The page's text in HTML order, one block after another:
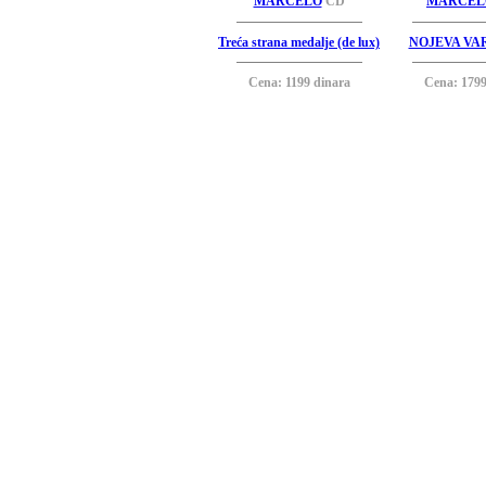
Treća strana medalje (de lux)
Cena: 1199 dinara
NOJEVA
Cena: